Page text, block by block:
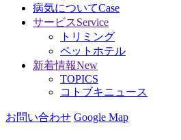
病気についてCase
サービスService
トリミング
ペットホテル
新着情報New
TOPICS
コトブキニュース
お問い合わせ Google Map